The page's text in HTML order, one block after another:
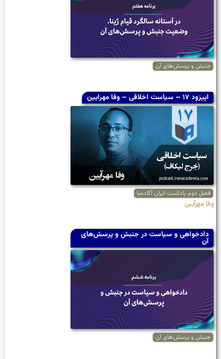
جنبش و پرسش‌های آن
اپیزود ۱۷ – سیاست اخلاقی – وفا مهرایین
فصل دوم پادکست ایران آکادمیا
وفا مهرآیین
دادخواهی و سیاست در جنبش و پرسش‌های
آن
جنبش و پرسش‌های آن